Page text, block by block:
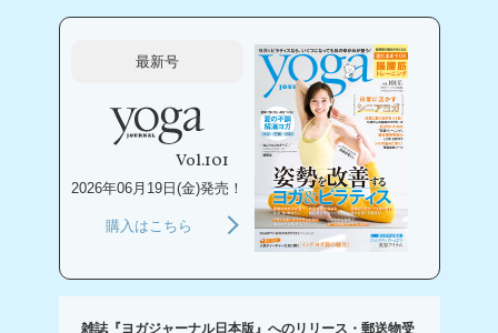
最新号
Vol.101
2026年06月19日(金)発売！
購入はこちら
雑誌『ヨガジャーナル日本版』へのリリース・郵送物受